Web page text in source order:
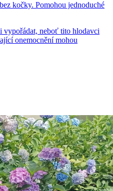
kočky. Pomohou jednoduché
vypořádat, neboť tito hlodavci
onemocnění mohou